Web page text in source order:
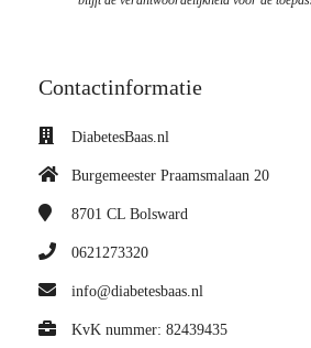
Contactinformatie
DiabetesBaas.nl
Burgemeester Praamsmalaan 20
8701 CL Bolsward
0621273320
info@diabetesbaas.nl
KvK nummer: 82439435